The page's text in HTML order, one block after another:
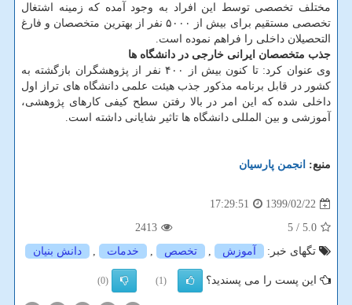
مختلف تخصصی توسط این افراد به وجود آمده که زمینه اشتغال
تخصصی مستقیم برای بیش از ۵۰۰۰ نفر از بهترین متخصصان و فارغ
التحصیلان داخلی را فراهم نموده است.
جذب متخصصان ایرانی خارجی در دانشگاه ها
وی عنوان کرد: تا کنون بیش از ۴۰۰ نفر از پژوهشگران بازگشته به
کشور در قابل برنامه مذکور جذب هیئت علمی دانشگاه های تراز اول
داخلی شده که این امر در بالا رفتن سطح کیفی کارهای پژوهشی،
آموزشی و بین المللی دانشگاه ها تاثیر شایانی داشته است.
منبع: انجمن پارسیان
1399/02/22
17:29:51
5.0
/ 5
2413
تگهای خبر:
آموزش , تخصص , خدمات , دانش بنیان
این پست را می پسندید؟ (1)
(0)